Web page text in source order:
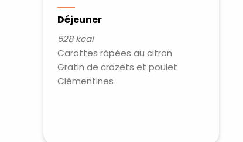
Déjeuner
528 kcal
Carottes râpées au citron
Gratin de crozets et poulet
ClémentinesRecevez
Ainsi que la newsletter